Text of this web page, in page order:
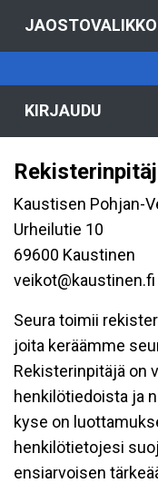
JAOSTOVALIKKO
KIRJAUDU
Kaustisen Pohjan-
Urheilutie 10
69600 Kaustinen
veikot@kaustinen.fi
Seura toimii
joita keräämme
Rekisterinpitäjä on
henkilötiedoista ja
kyse on
henkilötietojesi
ensiarvoisen